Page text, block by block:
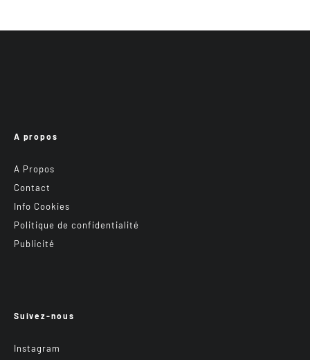
A propos
A Propos
Contact
Info Cookies
Politique de confidentialité
Publicité
Suivez-nous
Instagram